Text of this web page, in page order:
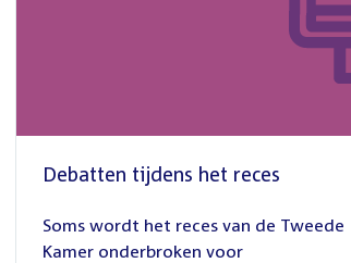
Debatten tijdens het reces
juli
2026
Soms wordt het reces van de Tweede
Kamer onderbroken voor